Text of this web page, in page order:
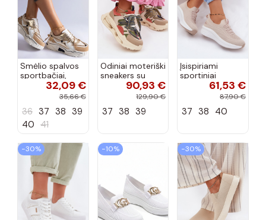
Smėlio spalvos
sportbačiai,
dekoruoti Valdez
cirkonio virvele
32,09 €
35,66 €
36 37 38 39
40 41
Odiniai moteriški
sneakers su
platforma D&A
CR61-3133
90,93 €
129,90 €
37 38 39
Įsispiriami
sportiniai
bateliai Kobbo
102425 smėlio
61,53 €
87,90 €
37 38 40
−30% −10% −30%